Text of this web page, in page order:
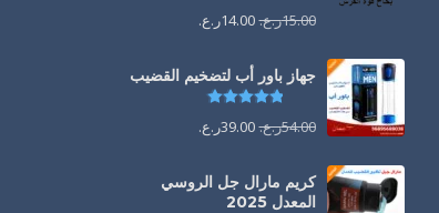
15.00ر.ع. 14.00ر.ع.
جهاز باور أب لتضخيم القضيب
تم التقييم
54.00ر.ع. 39.00ر.ع.
كريم مارال جل الروسي
المعدل 2025